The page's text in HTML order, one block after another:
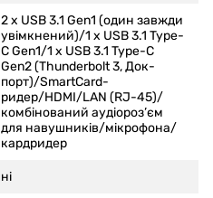
2 х USB 3.1 Gen1 (один завжди
увімкнений)/1 х USB 3.1 Type-
C Gen1/1 х USB 3.1 Type-C
Gen2 (Thunderbolt 3, Док-
порт)/SmartCard-
ридер/HDMI/LAN (RJ-45)/
комбінований аудіороз’єм
для навушників/мікрофона/
кардридер
ні